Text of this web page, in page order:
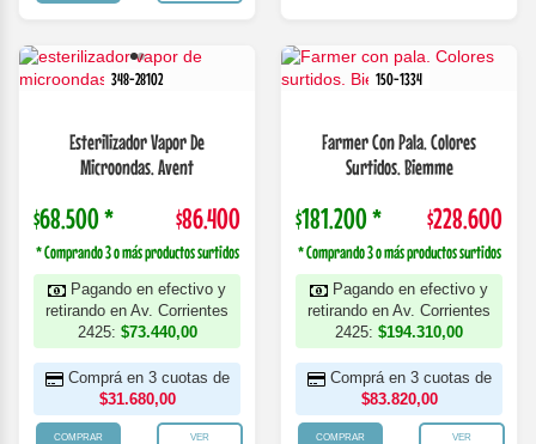
348-28102
Esterilizador Vapor De
Microondas. Avent
$68.500 * $86.400
* Comprando 3 o más productos surtidos
Pagando en efectivo y
retirando en Av. Corrientes
2425: $73.440,00
Comprá en 3 cuotas de
$31.680,00
COMPRAR VER
150-1334
Farmer Con Pala. Colores
Surtidos. Biemme
$181.200 * $228.600
* Comprando 3 o más productos surtidos
Pagando en efectivo y
retirando en Av. Corrientes
2425: $194.310,00
Comprá en 3 cuotas de
$83.820,00
COMPRAR VER